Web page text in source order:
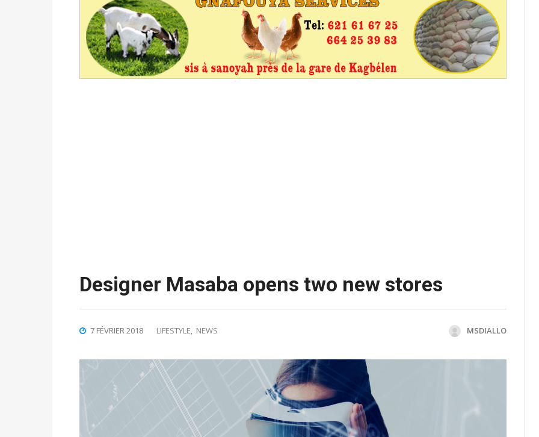
Politique-Proclamation des résultats globaux provisoires et des
statistiques des législatives et communales : ce 4 juin à 18h
Politique-Suite de la publication des résultats partiels des élections de mai
Designer Masaba opens two new stores
7 FÉVRIER 2018 LIFESTYLE NEWS MSDIALLO